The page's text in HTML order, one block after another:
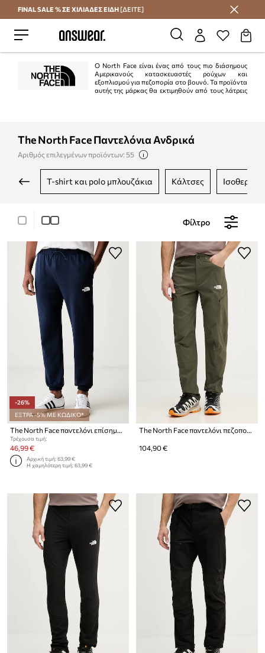
Εξοικονομήστε με το Answear Club
FINAL SALE % ΣΕ ΧΙΛΙΑΔΕΣ ΕΙΔΗ [ΔΕΙΤΕ]
Ο North Face είναι ένας από τους πιο διάσημους
Αμερικανούς κατασκευαστές ρούχων και
εξοπλισμού για πεζοπορία στο βουνό. Τα προϊόντα
αυτής της μάρκας θα εκτιμηθούν από τους λάτρεις
The North Face Παντελόνια Ανδρικά
Αριθμός επιλεγμένων προϊόντων: 55
t-shirt και polo μπλουζάκια κάλτσες
Φίλτρο
-26%
ΕΞΤΡΑ -5% ΜΕ ΚΩΔΙΚΟ*
The North Face παντελόνι επίσημο ανδρικό με βαμβάκι Simple Dome
Τρέχουσα τιμή:
46,99 €
Αρχική τιμή:63,99 €
Η χαμηλότερη τιμή:63,99 €
The North Face παντελόνι πεζοπορίας ανδρικό Exploration
104,90 €